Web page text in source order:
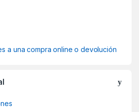
a una compra online o devolución